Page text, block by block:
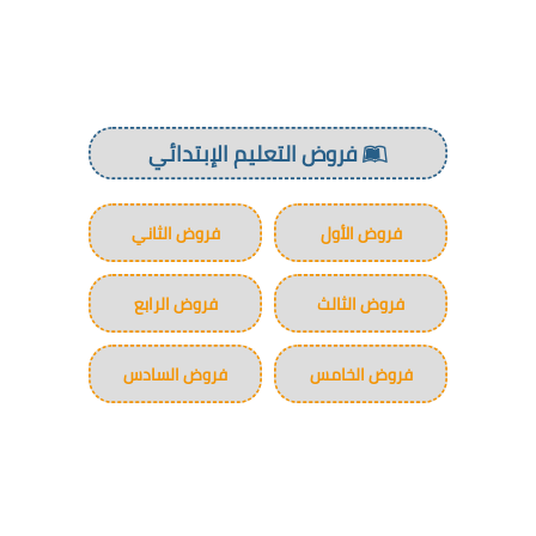
فروض التعليم الإبتدائي
فروض الأول فروض الثاني
فروض الثالث فروض الرابع
فروض الخامس فروض السادس